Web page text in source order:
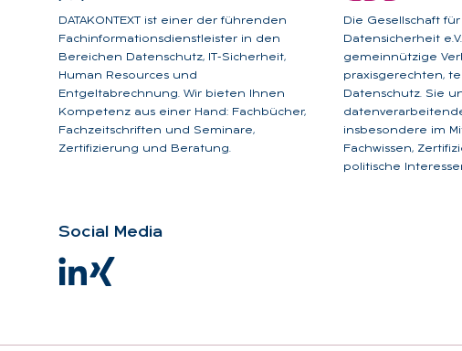
DATAKONTEXT ist einer der führenden
Fachinformationsdienstleister in den
Bereichen Datenschutz, IT-Sicherheit,
Human Resources und
Entgeltabrechnung. Wir bieten Ihnen
Kompetenz aus einer Hand: Fachbücher,
Fachzeitschriften und Seminare,
Zertifizierung und Beratung.
Die Gesellschaft
Datensicherheit
gemeinnützige
praxisgerechten,
Datenschutz. Sie
insbesondere im
Fachwissen,
politische
So­ci­al Me­dia